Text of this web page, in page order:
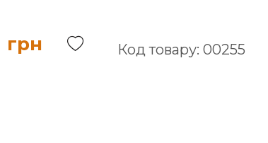
грн Код товару: 00255